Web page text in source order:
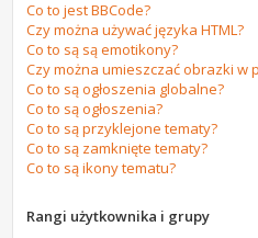
Co to jest BBCode?
Czy można używać języka HTML?
Co to są są emotikony?
Czy można umieszczać obrazki w
Co to są ogłoszenia globalne?
Co to są ogłoszenia?
Co to są przyklejone tematy?
Co to są zamknięte tematy?
Co to są ikony tematu?
Rangi użytkownika i grupy